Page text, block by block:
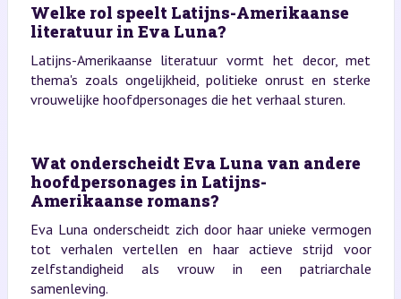
Welke rol speelt Latijns-Amerikaanse
literatuur in Eva Luna?
Latijns-Amerikaanse literatuur vormt het decor, met
thema's zoals ongelijkheid, politieke onrust en sterke
vrouwelijke hoofdpersonages die het verhaal sturen.
Wat onderscheidt Eva Luna van andere
hoofdpersonages in Latijns-
Amerikaanse romans?
Eva Luna onderscheidt zich door haar unieke vermogen
tot verhalen vertellen en haar actieve strijd voor
zelfstandigheid als vrouw in een patriarchale
samenleving.